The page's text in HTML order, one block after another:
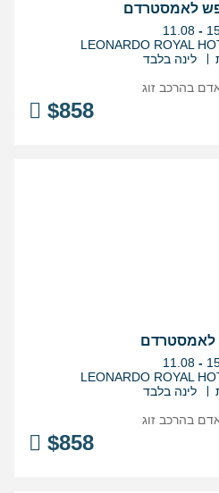
לאמסטרדם
בין
התאריכים,
11.08 -
LEONARDO ROYAL
לינה בלבד
$858
בהרכב זוג
לאמסטרדם
בין
התאריכים,
11.08 -
LEONARDO ROYAL
לינה בלבד
$858
בהרכב זוג